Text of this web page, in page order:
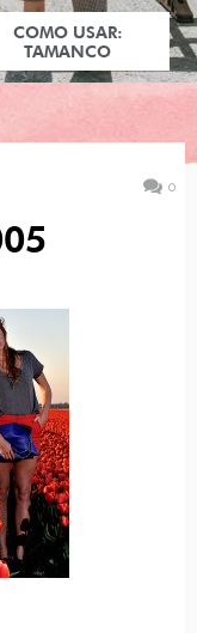
COMO USAR:
TAMANCO
0